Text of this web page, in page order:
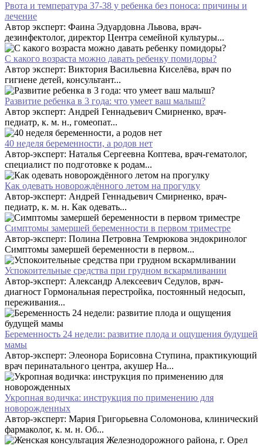
Рвота и температура 37-38 у ребенка без поноса: причины и
лечение
Автор эксперт: Фаина Эдуардовна Львова, врач-
дезинфектолог, директор Центра семейной культуры...
С какого возраста можно давать ребенку помидоры?
Автор эксперт: Виктория Васильевна Киселёва, врач по
гигиене детей, консультант...
Развитие ребенка в 3 года: что умеет ваш малыш?
Автор эксперт: Андрей Геннадьевич Смирненко, врач-
педиатр, к. м. н., гомеопат...
40 неделя беременности, а родов нет
Автор-эксперт: Наталья Сергеевна Коптева, врач-гематолог,
специалист по подготовке к родам...
Как одевать новорождённого летом на прогулку
Автор-эксперт: Андрей Геннадьевич Смирненко, врач-
педиатр, к. м. н. Как одевать...
Симптомы замершей беременности в первом триместре
Автор-эксперт: Полина Петровна Темрюкова эндокринолог
Симптомы замершей беременности в первом...
Успокоительные средства при грудном вскармливании
Автор-эксперт: Александр Алексеевич Седулов, врач-
диагност Гормональная перестройка, постоянный недосып,
переживания...
Беременность 24 недели: развитие плода и ощущения будущей
мамы
Автор-эксперт: Элеонора Борисовна Ступина, практикующий
врач перинатального центра, акушер На...
Укропная водичка: инструкция по применению для
новорожденных
Автор-эксперт: Мария Григорьевна Соломонова, клинический
фармаколог, к. м. н. Об...